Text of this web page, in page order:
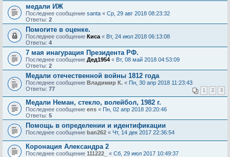
медали ИЖ
Последнее сообщение santa « Ср, 29 авг 2018 08:23:32
Ответы: 2
Помогите в оценке.
Последнее сообщение Киса « Вт, 24 июл 2018 06:13:08
Ответы: 4
7 мая инагурация Президента РФ.
Последнее сообщение Дед1954 « Вт, 08 май 2018 04:53:09
Ответы: 2
Медали отечественной войны 1812 года
Последнее сообщение Владимир К. « Пн, 30 апр 2018 11:23:43
Ответы: 77 1 2 3
Медали Неман, стекло, волейбол, 1982 г.
Последнее сообщение ens « Пн, 02 апр 2018 20:20:46
Ответы: 5
Помощь в определении и идентификации
Последнее сообщение ban262 « Чт, 14 дек 2017 22:36:54
Коронация Александра 2
Последнее сообщение 111222_ « Сб, 29 июл 2017 10:49:37